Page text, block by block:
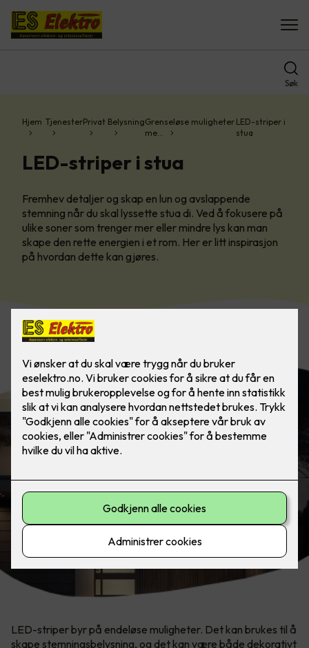
Søk
Hjem TjenesterPrivat BelysningGrenseløse muligheter
me…
LED-striper i
stua
LED-striper i stua
Fremhev detaljer og skap en lun og avslappende
stemning når du skal lyssette stua di. Ved å fokusere på
ulike soner som trenger mer eller mindre lys kan man
skape den rette energien i et rom. Her er litt inspirasjon
på hvordan dette kan gjøres.
Grenseløs belysning med LED-striper
LED-striper byr på endeløse muligheter. Det kan brukes til å
skape stemningsbelysning, og det kan være både dekorativt